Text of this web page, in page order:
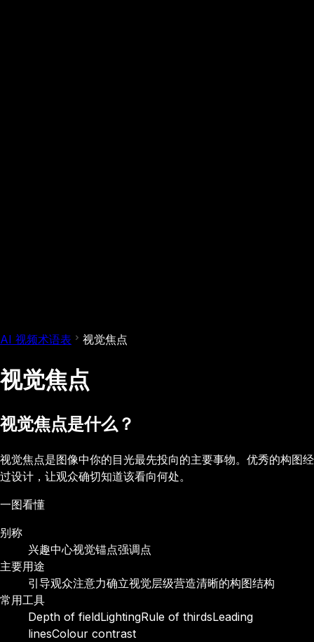
AI 视频术语表 视觉焦点
视觉焦点
视觉焦点是什么？
视觉焦点是图像中你的目光最先投向的主要事物。优秀的构图经
过设计，让观众确切知道该看向何处。
一图看懂
别称
兴趣中心视觉锚点强调点
主要用途
引导观众注意力确立视觉层级营造清晰的构图结构
常用工具
Depth of fieldLightingRule of thirdsLeading
linesColour contrast